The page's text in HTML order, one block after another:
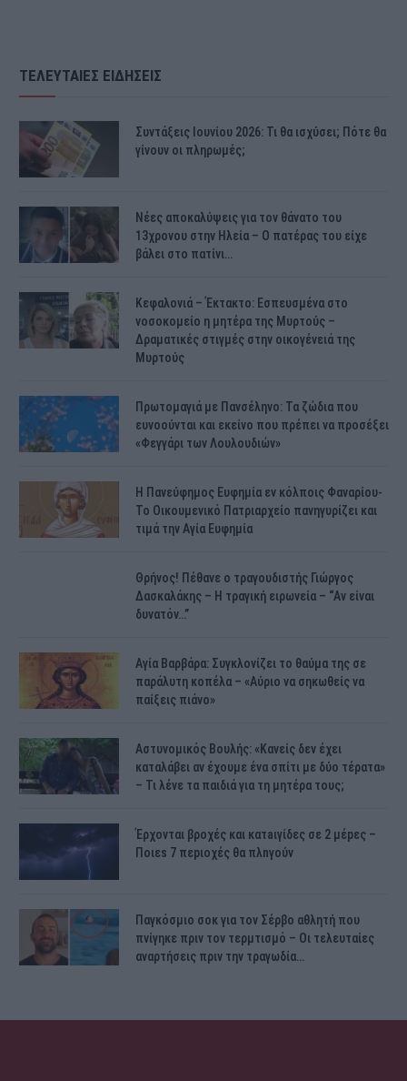
ΤΕΛΕΥΤΑΙΕΣ ΕΙΔΗΣΕΙΣ
Συντάξεις Ιουνίου 2026: Τι θα ισχύσει; Πότε θα
γίνουν οι πληρωμές;
Νέες αποκαλύψεις για τον θάνατο του
13χρονου στην Ηλεία – Ο πατέρας του είχε
βάλει στο πατίνι…
Κεφαλονιά – Έκτακτο: Εσπευσμένα στο
νοσοκομείο η μητέρα της Μυρτούς –
Δραματικές στιγμές στην οικογένειά της
Μυρτούς
Πρωτομαγιά με Πανσέληνο: Τα ζώδια που
ευνοούνται και εκείνο που πρέπει να προσέξει
«Φεγγάρι των Λουλουδιών»
H Πανεύφημος Ευφημία εν κόλποις Φαναρίου-
Το Οικουμενικό Πατριαρχείο πανηγυρίζει και
τιμά την Αγία Ευφημία
Θρήνος! Πέθανε ο τραγουδιστής Γιώργος
Δασκαλάκης – Η τραγική ειρωνεία – “Αν είναι
δυνατόν…”
Αγία Βαρβάρα: Συγκλονίζει το θαύμα της σε
παράλυτη κοπέλα – «Αύριο να σηκωθείς να
παίξεις πιάνο»
Αστυνομικός Bουλής: «Κανείς δεν έχει
καταλάβει αν έχουμε ένα σπίτι με δύο τέρατα»
– Τι λένε τα παιδιά για τη μητέρα τους;
Έρχονται βροχές και κατaιγίδες σε 2 μέpες –
Ποιεs 7 πεpιοχές θα πλnγούν
Παγκόσμιο σοκ για τον Σέρβο αθλητή που
πνίγηκε πριν τον τερμτισμό – Οι τελευταίες
αναρτήσεις πριν την τραγωδία…